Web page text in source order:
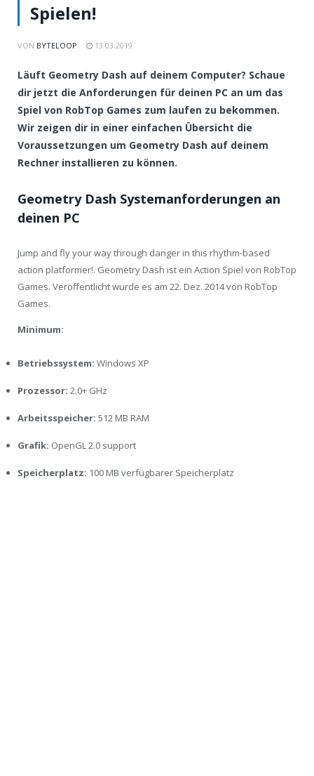
Spielen!
VON BYTELOOP 13.03.2019
Läuft Geometry Dash auf deinem Computer? Schaue
dir jetzt die Anforderungen für deinen PC an um das
Spiel von RobTop Games zum laufen zu bekommen.
Wir zeigen dir in einer einfachen Übersicht die
Voraussetzungen um Geometry Dash auf deinem
Rechner installieren zu können.
Geometry Dash Systemanforderungen an
deinen PC
Jump and fly your way through danger in this rhythm-based
action platformer!. Geometry Dash ist ein Action Spiel von RobTop
Games. Veröffentlicht wurde es am 22. Dez. 2014 von RobTop
Games.
Minimum:
Betriebssystem: Windows XP
Prozessor: 2.0+ GHz
Arbeitsspeicher: 512 MB RAM
Grafik: OpenGL 2.0 support
Speicherplatz: 100 MB verfügbarer Speicherplatz